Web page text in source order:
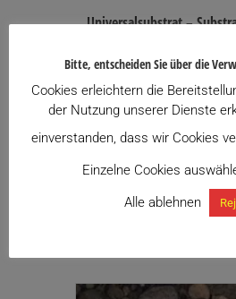
Universalsubstrat –
2,40€ –33,00€
Enthält 20%
zzgl.Versand
Zu meiner
Bitte, entscheiden Sie über die
Cookies erleichtern die
der Nutzung unserer Dienste
einverstanden, dass wir Cookies
Einzelne Cookies
Alle ablehnen